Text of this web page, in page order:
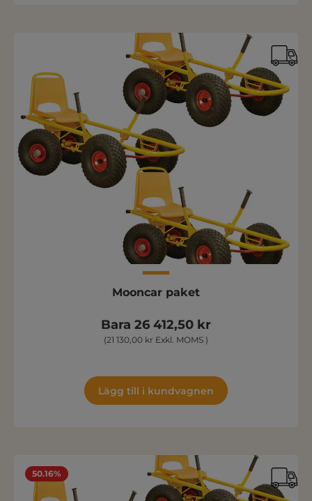
Mooncar paket
Bara 26 412,50 kr
(21 130,00 kr Exkl. MOMS )
Lägg till i kundvagnen
50.16%